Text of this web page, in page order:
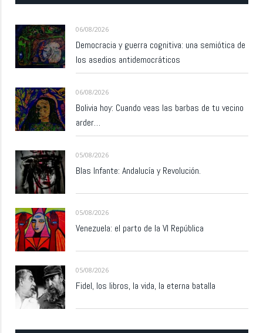
06/08/2026
Democracia y guerra cognitiva: una semiótica de
los asedios antidemocráticos
06/08/2026
Bolivia hoy: Cuando veas las barbas de tu vecino
arder…
05/08/2026
Blas Infante: Andalucía y Revolución.
05/08/2026
Venezuela: el parto de la VI República
05/08/2026
Fidel, los libros, la vida, la eterna batalla